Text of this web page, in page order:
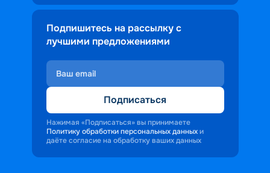
Подпишитесь на рассылку с
лучшими предложениями
Подписаться
Нажимая «Подписаться» вы принимаете
Политику обработки персональных данных и
даёте согласие на обработку ваших данных